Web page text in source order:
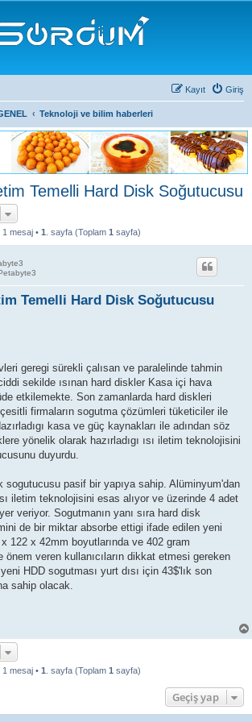
Giriş
Kayıt
Teknoloji ve bilim haberleri
Temelli Hard Disk Soğutucusu
1 mesaj • 1 . sayfa (Toplam 1 sayfa)
Temelli Hard Disk Soğutucusu
geregi sürekli çalısan ve paralelinde tahmin
sekilde ısınan hard diskler Kasa içi hava
etkilemekte. Son zamanlarda hard diskleri
firmaların sogutma çözümleri tüketiciler ile
kasa ve güç kaynakları ile adından söz
yönelik olarak hazırladıgı ısı iletim teknolojisini
duyurdu.
sogutucusu pasif bir yapıya sahip. Alüminyum'dan
iletim teknolojisini esas alıyor ve üzerinde 4 adet
veriyor. Sogutmanın yanı sıra hard disk
de bir miktar absorbe ettigi ifade edilen yeni
122 x 42mm boyutlarında ve 402 gram
önem veren kullanıcıların dikkat etmesi gereken
HDD sogutması yurt dısı için 43$'lık son
sahip olacak.
1 mesaj • 1 . sayfa (Toplam 1 sayfa)
Geçiş yap